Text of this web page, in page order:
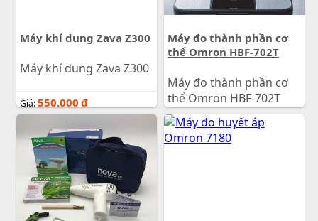
Máy khí dung Zava Z300
Máy khí dung Zava Z300
Giá:550.000 đ
Máy đo thành phần cơ
thể Omron HBF-702T
Máy đo thành phần cơ
thể Omron HBF-702T
Giá:4.600.000đ